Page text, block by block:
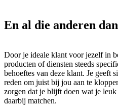
En al die anderen
Door je ideale klant voor jezelf in
producten of diensten steeds
behoeftes van deze klant. Je geeft
reden om juist bij jou aan te
zorgen dat je blijft doen wat je
daarbij matchen.